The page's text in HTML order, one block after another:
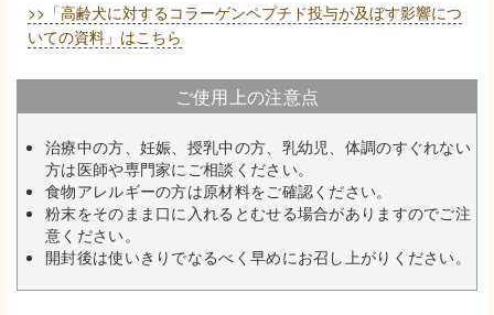
>>「高齢犬に対するコラーゲンペプチド投与が及ぼす影響につ
いての資料」はこちら
ご使用上の注意点
治療中の方、妊娠、授乳中の方、乳幼児、体調のすぐれない
方は医師や専門家にご相談ください。
食物アレルギーの方は原材料をご確認ください。
粉末をそのまま口に入れるとむせる場合がありますのでご注
意ください。
開封後は使いきりでなるべく早めにお召し上がりください。